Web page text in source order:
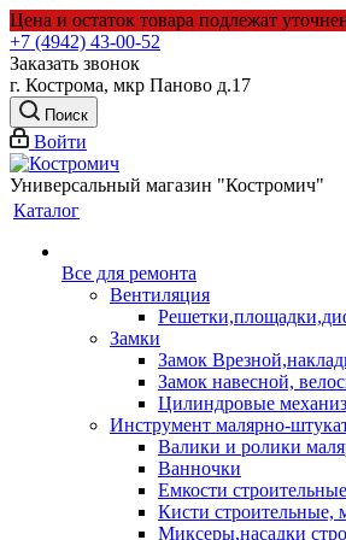
Цена и остаток товара подлежат
+7 (4942) 43-00-52
Заказать звонок
г. Кострома, мкр Паново д.17
Поиск
Войти
Универсальный магазин "Костромич"
Каталог
Все для ремонта
Вентиляция
Замки
Замок
Замок навесной,
Цилиндровые
Инструмент малярно-
Валики и ролики
Ванночки
Емкости
Кисти строительные,
Миксеры,насадки